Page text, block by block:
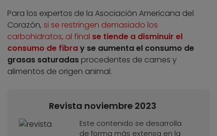
Para los expertos de la Asociación Americana del
Corazón, si se restringen demasiado los
carbohidratos, al final se tiende a disminuir el
consumo de fibray se aumenta el consumo de
grasas saturadas procedentes de carnes y
alimentos de origen animal.
Revista noviembre 2023
Este contenido se desarrolla
de forma más extensa en la